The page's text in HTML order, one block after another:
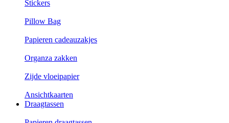
Stickers
Pillow Bag
Papieren cadeauzakjes
Organza zakken
Zijde vloeipapier
Ansichtkaarten
Draagtassen